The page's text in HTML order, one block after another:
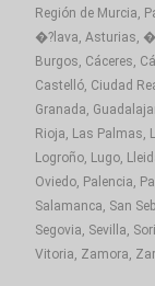
Región de Murcia,
�?lava, Asturias,
Burgos, Cáceres,
Castelló, Ciudad
Granada,
Rioja, Las Palmas,
Logroño, Lugo,
Oviedo, Palencia,
Salamanca, San
Segovia, Sevilla,
Vitoria, Zamora,